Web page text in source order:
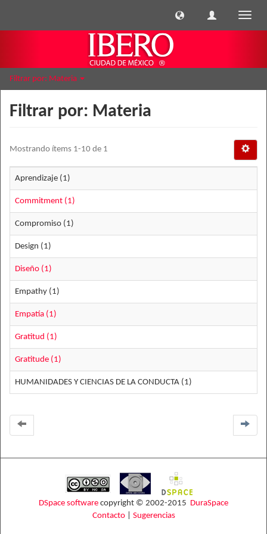
Filtrar por: Materia
Filtrar por: Materia
Mostrando ítems 1-10 de 1
Aprendizaje (1)
Commitment (1)
Compromiso (1)
Design (1)
Diseño (1)
Empathy (1)
Empatía (1)
Gratitud (1)
Gratitude (1)
HUMANIDADES Y CIENCIAS DE LA CONDUCTA (1)
DSpace software copyright © 2002-2015 DuraSpace
Contacto| Sugerencias